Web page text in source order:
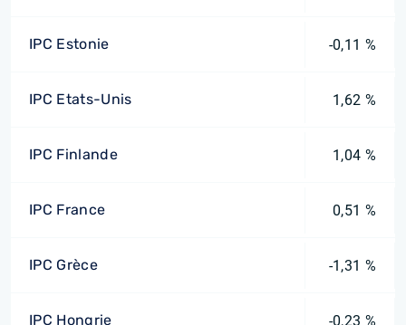
IPC Estonie -0,11 %
IPC Etats-Unis 1,62 %
IPC Finlande 1,04 %
IPC France 0,51 %
IPC Grèce -1,31 %
IPC Hongrie -0,23 %